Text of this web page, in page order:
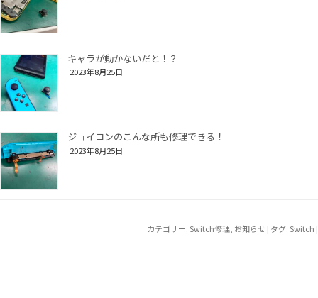
キャラが動かないだと！？
2023年8月25日
ジョイコンのこんな所も修理できる！
2023年8月25日
カテゴリー: Switch修理 お知らせ | タグ: Switch |